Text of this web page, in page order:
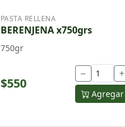
PASTA RELLENA
BERENJENA x750grs
750gr
$550
− +
Agregar